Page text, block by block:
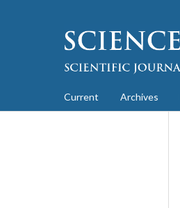
Current Archives